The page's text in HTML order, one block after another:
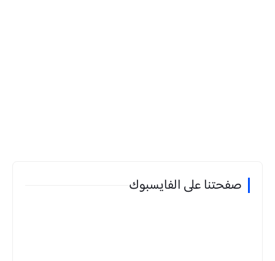
صفحتنا على الفايسبوك